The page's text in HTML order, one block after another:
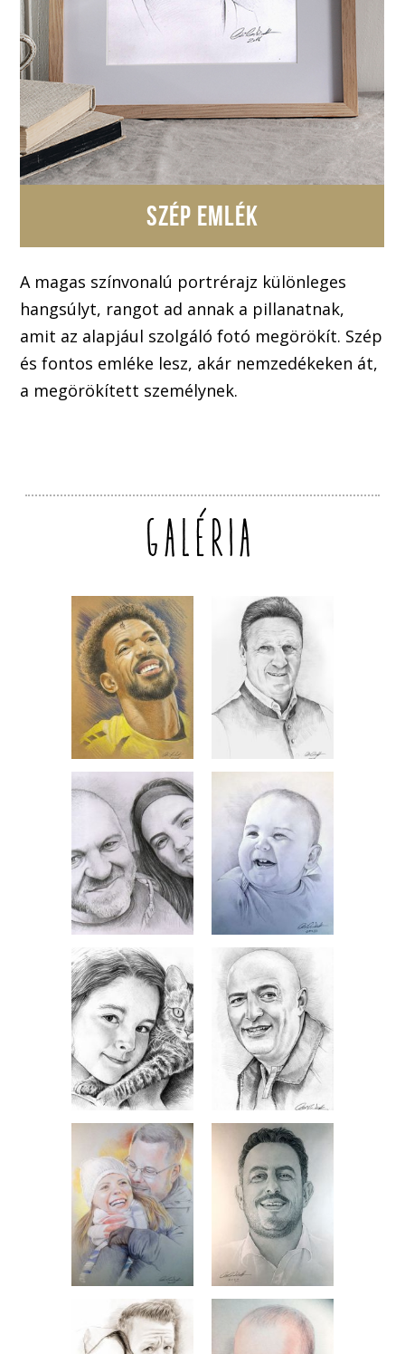
SZÉP EMLÉK
A magas színvonalú portrérajz különleges
hangsúlyt, rangot ad annak a pillanatnak,
amit az alapjául szolgáló fotó megörökít. Szép
és fontos emléke lesz, akár nemzedékeken át,
a megörökített személynek.
GALÉRIA